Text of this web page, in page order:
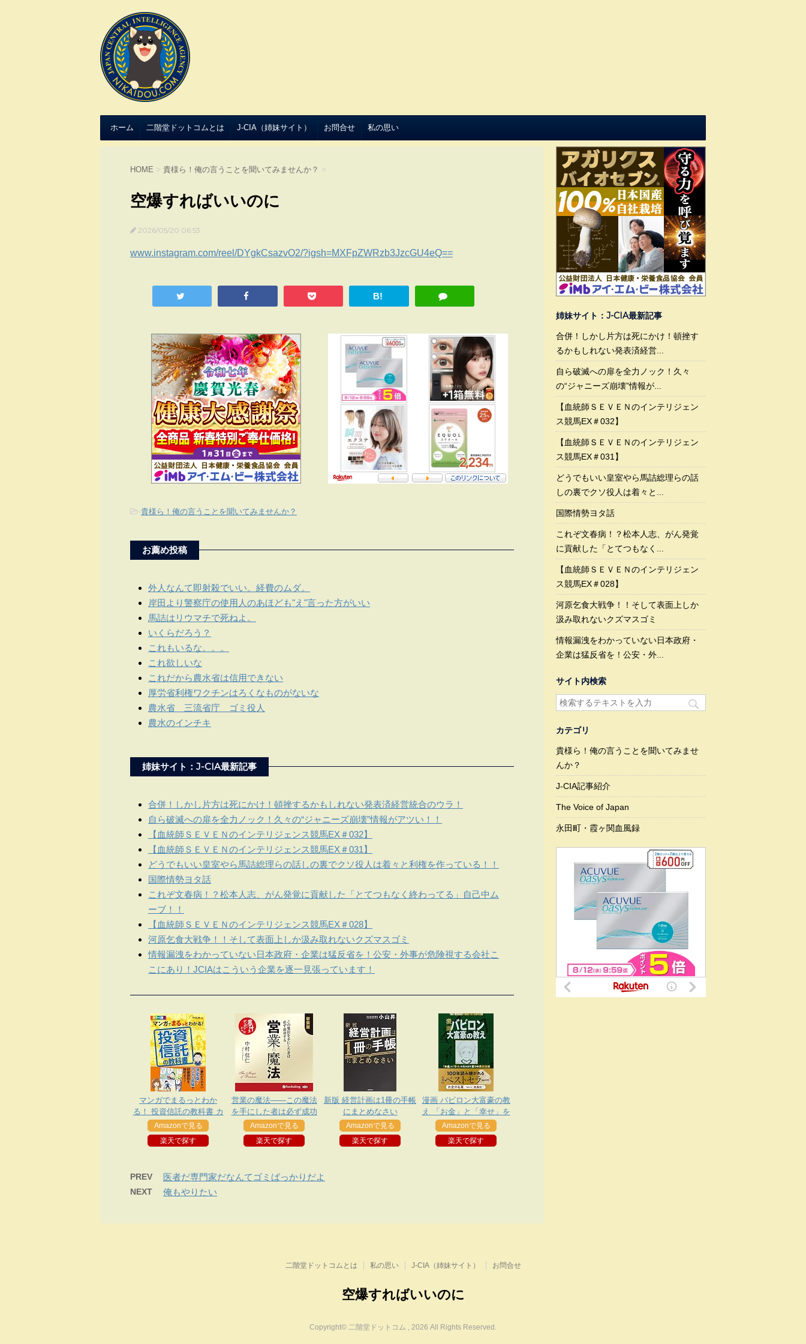
ホーム 二階堂ドットコムとは J-CIA（姉妹サイト） お問合せ 私の思い
HOME > 貴様ら！俺の言うことを聞いてみませんか？ >
空爆すればいいのに
2026/05/20 06:53
www.instagram.com/reel/DYgkCsazvO2/?igsh=MXFpZWRzb3JzcGU4eQ==
B!
-貴様ら！俺の言うことを聞いてみませんか？
お薦め投稿
外人なんて即射殺でいい。経費のムダ。
岸田より警察庁の使用人のあほども"え"言った方がいい
馬詰はリウマチで死ねよ。
いくらだろう？
これもいるな。。。
これ欲しいな
これだから農水省は信用できない
厚労省利権ワクチンはろくなものがないな
農水省 三流省庁 ゴミ役人
農水のインチキ
姉妹サイト：J-CIA最新記事
合併！しかし片方は死にかけ！頓挫するかもしれない発表済経営統合のウラ！
自ら破滅への扉を全力ノック！久々の“ジャニーズ崩壊”情報がアツい！！
【血統師ＳＥＶＥＮのインテリジェンス競馬EX＃032】
【血統師ＳＥＶＥＮのインテリジェンス競馬EX＃031】
どうでもいい皇室やら馬詰総理らの話しの裏でクソ役人は着々と利権を作っている！！
国際情勢ヨタ話
これぞ文春病！？松本人志、がん発覚に貢献した「とてつもなく終わってる」自己中ム
ーブ！！
【血統師ＳＥＶＥＮのインテリジェンス競馬EX＃028】
河原乞食大戦争！！そして表面上しか汲み取れないクズマスゴミ
情報漏洩をわかっていない日本政府・企業は猛反省を！公安・外事が危険視する会社こ
こにあり！JCIAはこういう企業を逐一見張っています！
マンガでまるっとわか
る！ 投資信託の教科書 カ
ラー版 資産運用勉強シリ
ーズ
Amazonで見る
楽天で探す
営業の魔法――この魔法
を手にした者は必ず成功
する
Amazonで見る
楽天で探す
新版 経営計画は1冊の手帳
にまとめなさい
Amazonで見る
楽天で探す
漫画 バビロン大富豪の教
え 「お金」と「幸せ」を
生み出す五つの黄金法則
Amazonで見る
楽天で探す
PREV 医者だ専門家だなんてゴミばっかりだよ
NEXT 俺もやりたい
姉妹サイト：J-CIA最新記事
合併！しかし片方は死にかけ！頓挫す
るかもしれない発表済経営...
自ら破滅への扉を全力ノック！久々
の“ジャニーズ崩壊”情報が...
【血統師ＳＥＶＥＮのインテリジェン
ス競馬EX＃032】
【血統師ＳＥＶＥＮのインテリジェン
ス競馬EX＃031】
どうでもいい皇室やら馬詰総理らの話
しの裏でクソ役人は着々と...
国際情勢ヨタ話
これぞ文春病！？松本人志、がん発覚
に貢献した「とてつもなく...
【血統師ＳＥＶＥＮのインテリジェン
ス競馬EX＃028】
河原乞食大戦争！！そして表面上しか
汲み取れないクズマスゴミ
情報漏洩をわかっていない日本政府・
企業は猛反省を！公安・外...
サイト内検索
カテゴリ
貴様ら！俺の言うことを聞いてみませ
んか？
J-CIA記事紹介
The Voice of Japan
永田町・霞ヶ関血風録
二階堂ドットコムとは 私の思い J-CIA（姉妹サイト） お問合せ
空爆すればいいのに
Copyright© 二階堂ドットコム , 2026 All Rights Reserved.